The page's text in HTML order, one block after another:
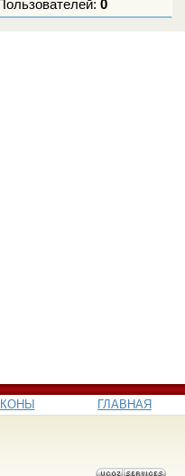
0
ГЛАВНАЯ